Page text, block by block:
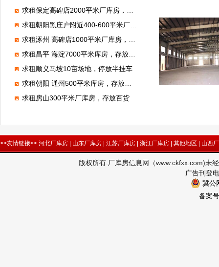
求租保定高碑店2000平米厂库房，加工无纺布
求租朝阳黑庄户附近400-600平米厂库房，做市区配送
求租涿州 高碑店1000平米厂库房，做装修材料
求租昌平 海淀7000平米库房，存放电子产品
求租顺义马坡10亩场地，停放半挂车
求租朝阳 通州500平米库房，存放狗粮
求租房山300平米厂库房，存放百货
>>友情链接<< 河北厂库房 | 山东厂库房 | 江苏厂库房 | 浙江厂库房 | 其他地区 | 山西
版权所有:厂库房信息网（www.ckfxx.com)未
广告刊登
冀公
备案